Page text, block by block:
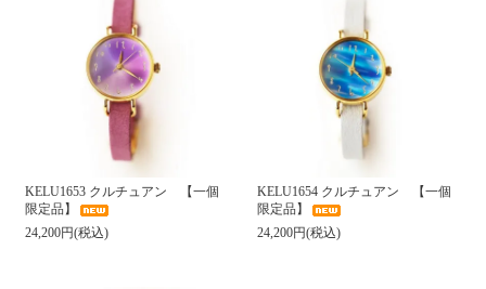
KELU1653 クルチュアン 【一個
限定品】
24,200円(税込)
KELU1654 クルチュアン 【一個
限定品】
24,200円(税込)